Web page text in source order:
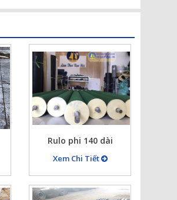
Rulo phi 140 dài
2530mm bọc pvc xanh
nhám caro dày 2mm
dùng cuốn vải
Xem Chi Tiết